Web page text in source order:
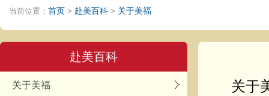
当前位置： 首页 > 赴美百科 > 关于美福
赴美百科
关于美福 关于